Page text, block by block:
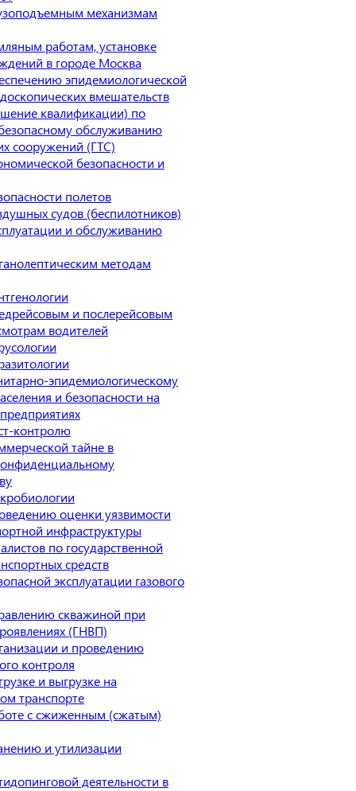
механизмам
работам, установке
в городе Москва
эпидемиологической
вмешательств
квалификации) по
обслуживанию
сооружений (ГТС)
безопасности и
полетов
судов (беспилотников)
и обслуживанию
методам
и послерейсовым
водителей
эпидемиологическому
и безопасности на
контролю
тайне в
оценки уязвимости
инфраструктуры
по государственной
средств
эксплуатации газового
скважиной при
(ГНВП)
и проведению
контроля
и выгрузке на
транспорте
с сжиженным (сжатым)
и утилизации
деятельности в